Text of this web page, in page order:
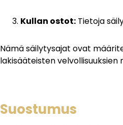
Kullan ostot: Tietoja
Nämä säilytysajat ovat
lakisääteisten velvollisuuksien
Suostumus